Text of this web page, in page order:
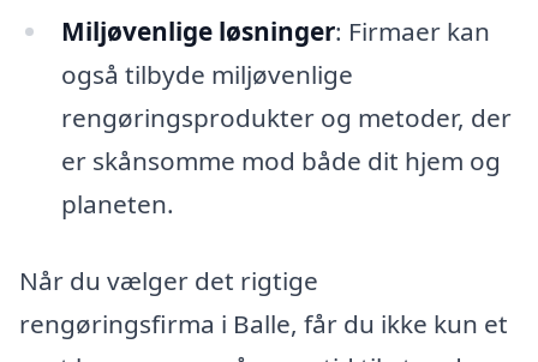
Miljøvenlige løsninger: Firmaer kan
også tilbyde miljøvenlige
rengøringsprodukter og metoder, der
er skånsomme mod både dit hjem og
planeten.
Når du vælger det rigtige
rengøringsfirma i Balle, får du ikke kun et